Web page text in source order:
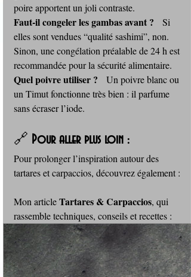
poire apportent un joli contraste.
Faut‑il congeler les gambas avant ? Si
elles sont vendues “qualité sashimi”, non.
Sinon, une congélation préalable de 24 h est
recommandée pour la sécurité alimentaire.
Quel poivre utiliser ? Un poivre blanc ou
un Timut fonctionne très bien : il parfume
sans écraser l’iode.
🔗 Pour aller plus loin :
Pour prolonger l’inspiration autour des
tartares et carpaccios, découvrez également :
Mon article Tartares & Carpaccios, qui
rassemble techniques, conseils et recettes :